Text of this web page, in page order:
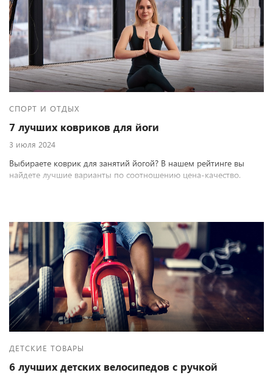
СПОРТ И ОТДЫХ
7 лучших ковриков для йоги
3 июля 2024
Выбираете коврик для занятий йогой? В нашем рейтинге вы
найдете лучшие варианты по соотношению цена-качество.
ДЕТСКИЕ ТОВАРЫ
6 лучших детских велосипедов с ручкой